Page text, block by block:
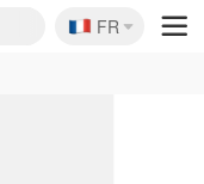
🇫🇷
FR